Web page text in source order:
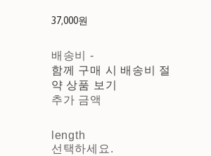
37,000원
배송비 -
함께 구매 시 배송비 절
약 상품 보기
추가 금액
length
선택하세요.